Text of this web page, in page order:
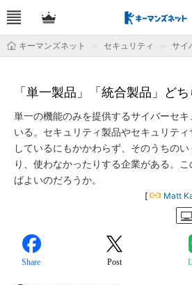
キーマンズネット セキュリティ サイ
「単一製品」「統合製品」ど
単一の機能のみを提供するサイバーセ
いる。セキュリティ製品やセキュリテ
しているにもかかわらず、そのうちの
り、使わなかったりする企業がある。
ばよいのだろうか。
[ Matt
Share Post